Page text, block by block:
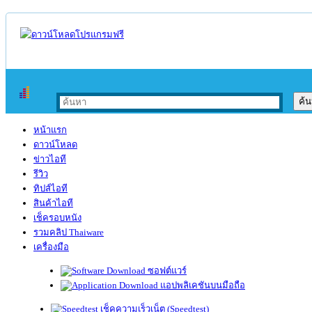
หน้าแรก
ดาวน์โหลด
ข่าวไอที
รีวิว
ทิปส์ไอที
สินค้าไอที
เช็ครอบหนัง
รวมคลิป Thaiware
เครื่องมือ
ซอฟต์แวร์
แอปพลิเคชันบนมือถือ
เช็คความเร็วเน็ต (Speedtest)